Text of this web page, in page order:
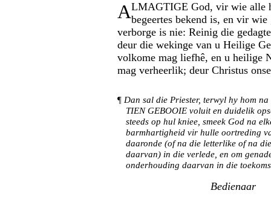
ALMAGTIGE God, vir wie alle
begeertes bekend is, en vir wie
verborge is nie: Reinig die
deur die wekinge van u Heilige
volkome mag liefhê, en u heilige
mag verheerlik; deur Christus
¶ Dan sal die Priester, terwyl hy hom na
TIEN GEBOOIE voluit en duidelik
steeds op hul kniee, smeek God na
barmhartigheid vir hulle oortreding
daaronde (of na die letterlike of na
daarvan) in die verlede, en om
onderhouding daarvan in die
Bedienaar